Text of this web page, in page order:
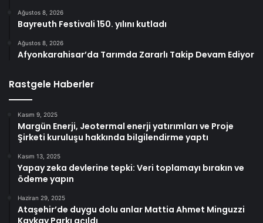
Ağustos 8, 2026
Bayreuth Festivali 150. yılını kutladı
Ağustos 8, 2026
Afyonkarahisar’da Tarımda Zararlı Takip Devam Ediyor
Rastgele Haberler
Kasım 9, 2025
Margün Enerji, Jeotermal enerji yatırımları ve Proje
Şirketi kuruluşu hakkında bilgilendirme yaptı
Kasım 13, 2025
Yapay zeka devlerine tepki: Veri toplamayı bırakın ve
ödeme yapın
Haziran 29, 2025
Ataşehir’de duygu dolu anlar Mattia Ahmet Minguzzi
Kaykay Parkı açıldı